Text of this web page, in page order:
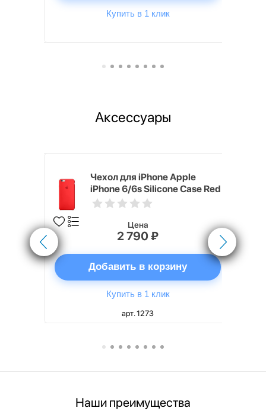
Купить в 1 клик
Аксессуары
Чехол для iPhone Apple
iPhone 6/6s Silicone Case Red
Цена
2 790 ₽
Добавить в корзину
Купить в 1 клик
арт. 1273
Наши преимущества